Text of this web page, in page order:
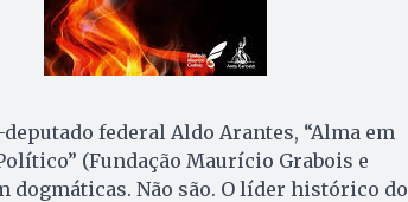
federal Aldo Arantes, “Alma em
(Fundação Maurício Grabois e
dogmáticas. Não são. O líder histórico do